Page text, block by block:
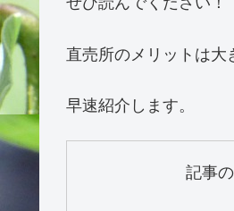
直売所のメリットは大
早速紹介します。
記事